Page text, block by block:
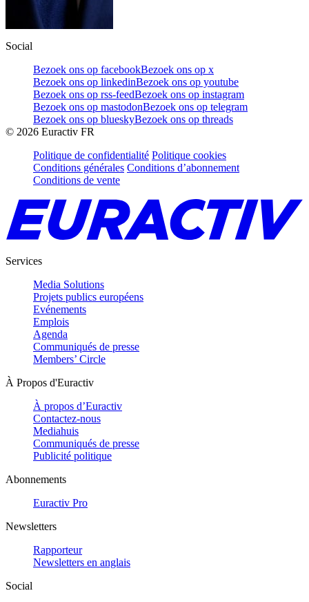
Social
Bezoek ons op facebookBezoek ons op x
Bezoek ons op linkedinBezoek ons op youtube
Bezoek ons op rss-feedBezoek ons op instagram
Bezoek ons op mastodonBezoek ons op telegram
Bezoek ons op blueskyBezoek ons op threads
© 2026 Euractiv FR
Politique de confidentialité Politique cookies
Conditions générales Conditions d’abonnement
Conditions de vente
Services
Media Solutions
Projets publics européens
Evénements
Emplois
Agenda
Communiqués de presse
Members’ Circle
À Propos d'Euractiv
À propos d’Euractiv
Contactez-nous
Mediahuis
Communiqués de presse
Publicité politique
Abonnements
Euractiv Pro
Newsletters
Rapporteur
Newsletters en anglais
Social